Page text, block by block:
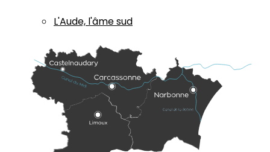
L'Aude, l'âme sud